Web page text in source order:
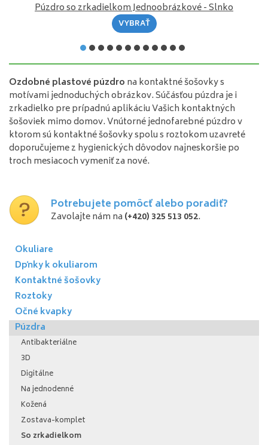
Púzdro so zrkadielkom Jednoobrázkové - Slnko
VYBRAŤ
Ozdobné plastové púzdro na kontaktné šošovky s
motívami jednoduchých obrázkov. Súčásťou púzdra je i
zrkadielko pre prípadnú aplikáciu Vašich kontaktných
šošoviek mimo domov. Vnútorné jednofarebné púzdro v
ktorom sú kontaktné šošovky spolu s roztokom uzavreté
doporučujeme z hygienických dôvodov najneskoršie po
troch mesiacoch vymeniť za nové.
Potrebujete pomôcť alebo poradiť?
Zavolajte nám na (+420) 325 513 052.
Okuliare
Dpňky k okuliarom
Kontaktné šošovky
Roztoky
Očné kvapky
Púzdra
Antibakteriálne
3D
Digitálne
Na jednodenné
Kožená
Zostava-komplet
So zrkadielkom